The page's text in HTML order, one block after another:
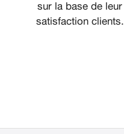
sur la base de leur
satisfaction clients.